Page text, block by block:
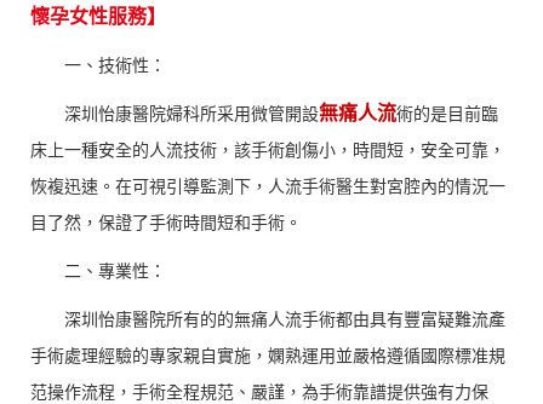
懷孕女性服務】
一、技術性：
深圳怡康醫院婦科所采用微管開設無痛人流術的是目前臨
床上一種安全的人流技術，該手術創傷小，時間短，安全可靠，
恢複迅速。在可視引導監測下，人流手術醫生對宮腔內的情況一
目了然，保證了手術時間短和手術。
二、專業性：
深圳怡康醫院所有的的無痛人流手術都由具有豐富疑難流產
手術處理經驗的專家親自實施，嫻熟運用並嚴格遵循國際標准規
范操作流程，手術全程規范、嚴謹，為手術靠譜提供強有力保